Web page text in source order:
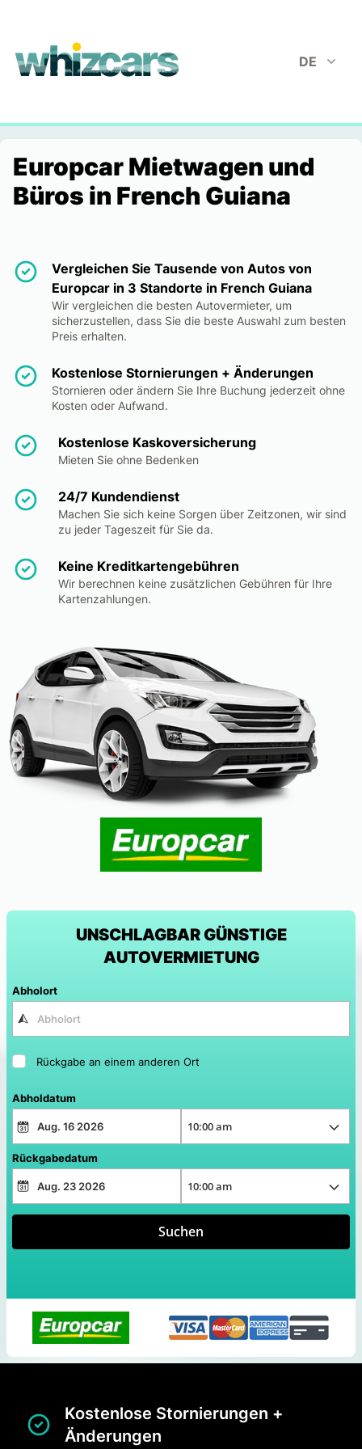
whizcars.com
DE
Europcar Mietwagen und
Büros in French Guiana
Vergleichen Sie Tausende von Autos von
Europcar in 3 Standorte in French Guiana
Wir vergleichen die besten Autovermieter, um
sicherzustellen, dass Sie die beste Auswahl zum besten
Preis erhalten.
Kostenlose Stornierungen + Änderungen
Stornieren oder ändern Sie Ihre Buchung jederzeit ohne
Kosten oder Aufwand.
Kostenlose Kaskoversicherung
Mieten Sie ohne Bedenken
24/7 Kundendienst
Machen Sie sich keine Sorgen über Zeitzonen, wir sind
zu jeder Tageszeit für Sie da.
Keine Kreditkartengebühren
Wir berechnen keine zusätzlichen Gebühren für Ihre
Kartenzahlungen.
UNSCHLAGBAR GÜNSTIGE
AUTOVERMIETUNG
Abholort
Rückgabe an einem anderen Ort
Abholdatum
Rückgabedatum
Suchen
Kostenlose Stornierungen +
Änderungen